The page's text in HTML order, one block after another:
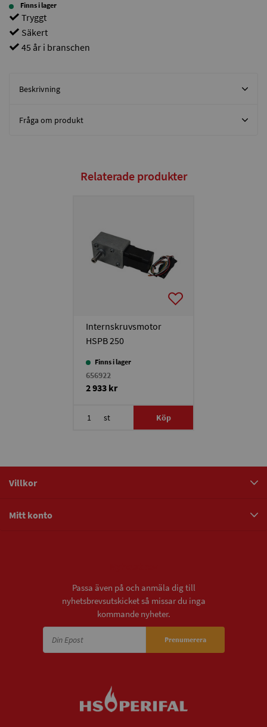
Finns i lager
Tryggt
Säkert
45 år i branschen
Beskrivning
Fråga om produkt
Relaterade produkter
Internskruvsmotor
HSPB 250
Finns i lager
656922
2 933 kr
st Köp
Villkor
Mitt konto
Passa även på och anmäla dig till
nyhetsbrevsutskicket så missar du inga
kommande nyheter.
Prenumerera